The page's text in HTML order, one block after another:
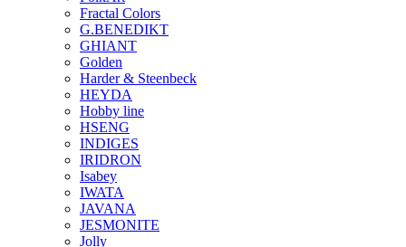
Fractal Colors
G.BENEDIKT
GHIANT
Golden
Harder & Steenbeck
HEYDA
Hobby line
HSENG
INDIGES
IRIDRON
Isabey
IWATA
JAVANA
JESMONITE
Jolly